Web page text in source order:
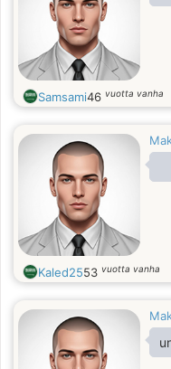
Samsami46 vuotta vanha
Kaled2553 vuotta vanha